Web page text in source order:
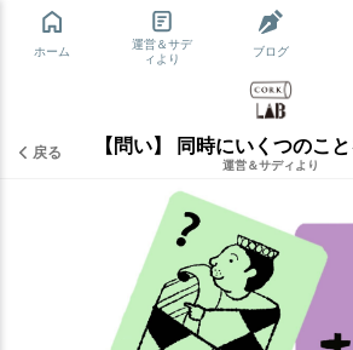
ホーム
運営＆サデ
ィより
ブログ
戻る 【問い】 同時にいくつのこ
運営＆サディより